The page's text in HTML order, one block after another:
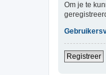
Om je te
Registreer